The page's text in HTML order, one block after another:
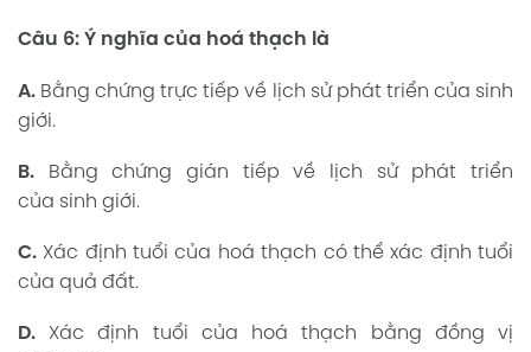
Câu 6: Ý nghĩa của hoá thạch là
A. Bằng chứng trực tiếp về lịch sử phát triển của sinh
giới.
B. Bằng chứng gián tiếp về lịch sử phát triển
của sinh giới.
C. Xác định tuổi của hoá thạch có thể xác định tuổi
của quả đất.
D. Xác định tuổi của hoá thạch bằng đồng vị